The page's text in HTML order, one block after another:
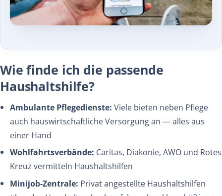
Wie finde ich die passende
Haushaltshilfe?
Ambulante Pflegedienste: Viele bieten neben Pflege
auch hauswirtschaftliche Versorgung an — alles aus
einer Hand
Wohlfahrtsverbände: Caritas, Diakonie, AWO und Rotes
Kreuz vermitteln Haushaltshilfen
Minijob-Zentrale: Privat angestellte Haushaltshilfen